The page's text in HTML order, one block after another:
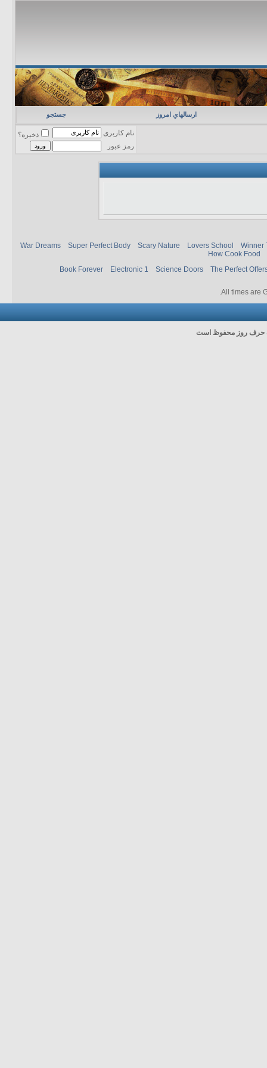
ارسالهاي امروز جستجو
نام کاربری
ذخیره؟
رمز عبور
War Dreams Super Perfect Body Scary Nature Lovers School
Winner
How Cook Food
Book Forever
Electronic 1 Science Doors The Perfect
All times are